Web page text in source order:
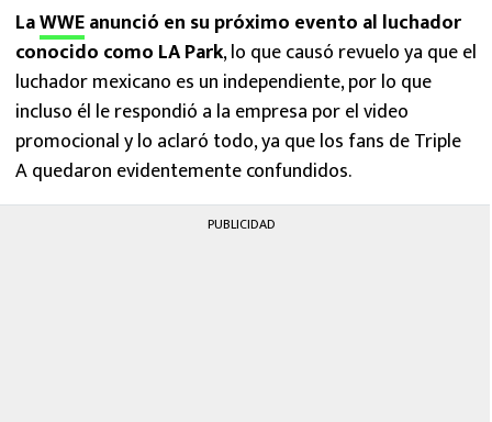
LaWWEanunció en su próximo evento al luchador
conocido como LA Park, lo que causó revuelo ya que el
luchador mexicano es un independiente, por lo que
incluso él le respondió a la empresa por el video
promocional y lo aclaró todo, ya que los fans de Triple
A quedaron evidentemente confundidos.
PUBLICIDAD